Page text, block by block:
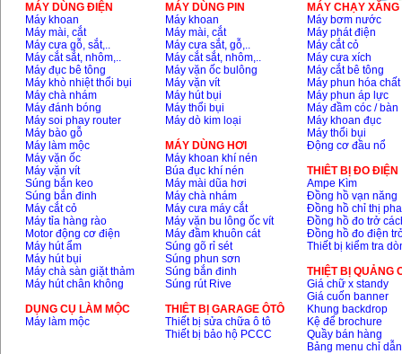
MÁY DÙNG ĐIỆN
Máy khoan
Máy mài, cắt
Máy cưa gỗ, sắt,..
Máy cắt sắt, nhôm,..
Máy đục bê tông
Máy khò nhiệt thổi bụi
Máy chà nhám
Máy đánh bóng
Máy soi phay router
Máy bào gỗ
Máy làm mộc
Máy vặn ốc
Máy vặn vít
Súng bắn keo
Súng bắn đinh
Máy cắt cỏ
Máy tỉa hàng rào
Motor động cơ điện
Máy hút ẩm
Máy hút bụi
Máy chà sàn giặt thảm
Máy hút chân không
DỤNG CỤ LÀM MỘC
Máy làm mộc
MÁY DÙNG PIN
Máy khoan
Máy mài, cắt
Máy cưa sắt, gỗ,..
Máy cắt sắt, nhôm,..
Máy vặn ốc bulông
Máy vặn vít
Máy hút bụi
Máy thổi bụi
Máy dò kim loại
MÁY DÙNG HƠI
Máy khoan khí nén
Búa đục khí nén
Máy mài dũa hơi
Máy chà nhám
Máy cưa máy cắt
Máy vặn bu lông ốc vít
Máy đầm khuôn cát
Súng gõ rỉ sét
Súng phun sơn
Súng bắn đinh
Súng rút Rive
THIÊT BỊ GARAGE ÔTÔ
Thiết bị sửa chữa ô tô
Thiết bị bảo hộ PCCC
MÁY CHẠY
Máy bơm nước
Máy phát điện
Máy cắt cỏ
Máy cưa xích
Máy cắt bê tông
Máy phun hóa chất
Máy phun áp lực
Máy đầm cóc / bàn
Máy khoan đục
Máy thổi bụi
Động cơ đầu nổ
THIÊT BỊ ĐO ĐIỆN
Ampe Kìm
Đồng hồ vạn năng
Đồng hồ chỉ thị pha
Đồng hồ đo trở
Đồng hồ đo điện
Thiết bị kiểm tra
THIỆT BỊ QUẢNG
Giá chữ x standy
Giá cuốn banner
Khung backdrop
Kệ để brochure
Quầy bán hàng
Bảng menu chỉ dẫn